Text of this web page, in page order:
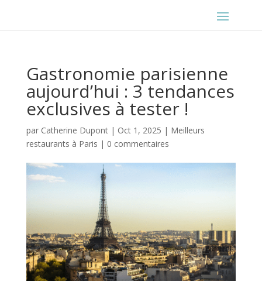
Gastronomie parisienne
aujourd’hui : 3 tendances
exclusives à tester !
par Catherine Dupont| Oct 1, 2025 | Meilleurs
restaurants à Paris | 0 commentaires